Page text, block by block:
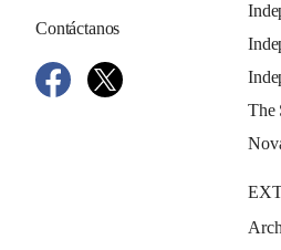
Contáctanos
The